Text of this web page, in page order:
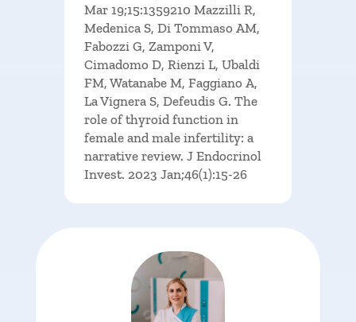
Mar 19;15:1359210 Mazzilli R,
Medenica S, Di Tommaso AM,
Fabozzi G, Zamponi V,
Cimadomo D, Rienzi L, Ubaldi
FM, Watanabe M, Faggiano A,
La Vignera S, Defeudis G. The
role of thyroid function in
female and male infertility: a
narrative review. J Endocrinol
Invest. 2023 Jan;46(1):15-26